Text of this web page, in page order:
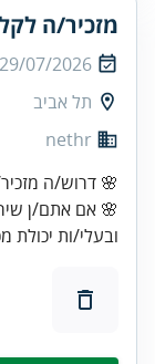
מזכיר/ה
29/07/2026
תל אביב
nethr
🌸 דרוש/ה
🌸 אם אתם/ן
ובעלי/ות